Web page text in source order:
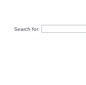
Search for: